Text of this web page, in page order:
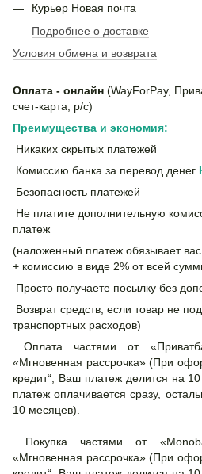
Курьер Новая почта
Подробнее о доставке
Условия обмена и возврата
Оплата - онлайн (WayForPay,
счет-карта, р/с)
Преимущества и экономия:
Никаких скрытых платежей
Комиссию банка за перевод денег
Безопасность платежей
Не платите дополнительную
платеж
(наложенный платеж обязывает вас
+ комиссию в виде 2% от всей
Просто получаете посылку без
Возврат средств, если товар не
транспортных расходов)
Оплата частями от
«Мгновенная рассрочка» (При
кредит“, Ваш платеж делится на
платеж оплачивается сразу,
10 месяцев).
Покупка частями от
«Мгновенная рассрочка» (При